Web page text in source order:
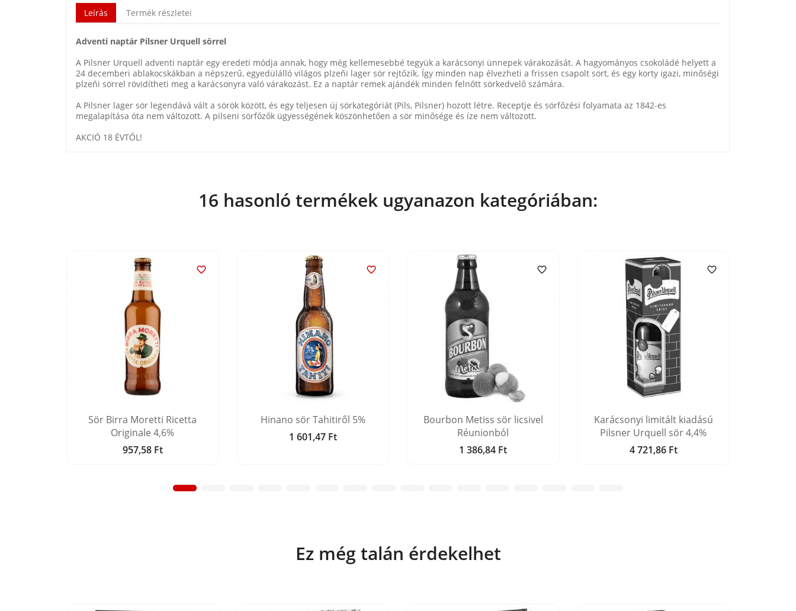
Leírás Termék részletei
Adventi naptár Pilsner Urquell sörrel
A Pilsner Urquell adventi naptár egy eredeti módja annak, hogy még kellemesebbé tegyük a karácsonyi ünnepek várakozását. A hagyományos csokoládé helyett a
24 decemberi ablakocskákban a népszerű, egyedülálló világos plzeňi lager sör rejtőzik. Így minden nap élvezheti a frissen csapolt sört, és egy korty igazi, minőségi
plzeňi sörrel rövidítheti meg a karácsonyra való várakozást. Ez a naptár remek ajándék minden felnőtt sörkedvelő számára.
A Pilsner lager sör legendává vált a sörök között, és egy teljesen új sörkategóriát (Pils, Pilsner) hozott létre. Receptje és sörfőzési folyamata az 1842-es
megalapítása óta nem változott. A pilseni sörfőzők ügyességének köszönhetően a sör minősége és íze nem változott.
AKCIÓ 18 ÉVTŐL!
16 hasonló termékek ugyanazon kategóriában:

Sör Birra Moretti Ricetta
Originale 4,6%
Ár
957,58 Ft

Hinano sör Tahitiről 5%
Ár
1 601,47 Ft

Bourbon Metiss sör licsivel
Réunionból
Ár
1 386,84 Ft

Karácsonyi limitált kiadású
Pilsner Urquell sör 4,4%
Ár
4 721,86 Ft
Ez még talán érdekelhet